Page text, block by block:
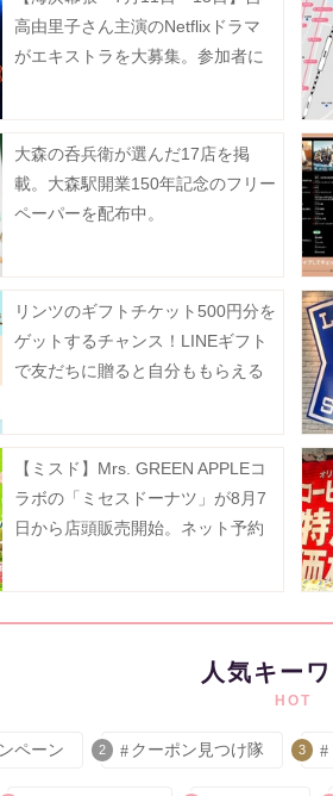
高由里子さん主演のNetflixドラマ
がエキストラを大募集。参加者に
大森の呑兵衛が選んだ17店を掲
載。大森駅開業150年記念のフリー
ペーパーを配布中。
リンツのギフトチケット500円分を
ゲットするチャンス！LINEギフト
で友だちに贈ると自分ももらえる
【ミスド】Mrs. GREEN APPLEコ
ラボの「ミセスドーナツ」が8月7
日から店頭販売開始。ネット予約
人気キー
HOT
ペーン 2 クーポン見つけ隊 3